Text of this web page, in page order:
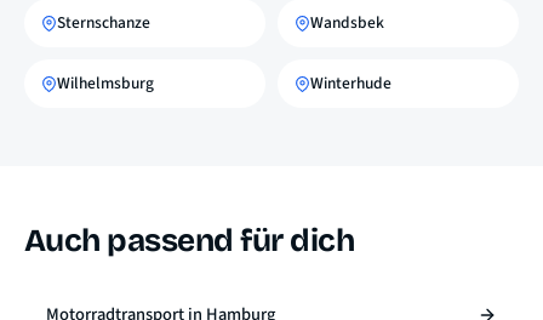
Sternschanze Wandsbek
Wilhelmsburg Winterhude
Auch passend für dich
Motorradtransport in Hamburg